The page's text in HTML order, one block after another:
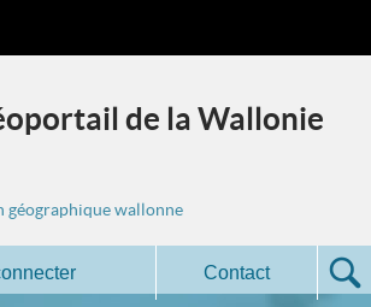
de la Wallonie
géographique wallonne
Contact